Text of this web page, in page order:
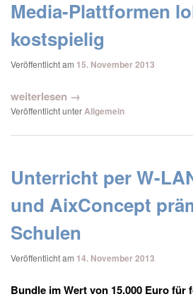
Media-Plattformen
kostspielig
Veröffentlicht am 15. November 2013
weiterlesen →
Veröffentlicht unterAllgemein
Unterricht per W-
und AixConcept
Schulen
Veröffentlicht am 14. November 2013
Bundle im Wert von 15.000 Euro